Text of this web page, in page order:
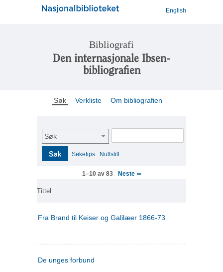
English
Bibliografi
Den internasjonale Ibsen-
bibliografien
Søk Verkliste Om bibliografien
Søk
Søk Søketips Nullstill
1–10 av 83 Neste>>
Tittel
Fra Brand til Keiser og Galilæer 1866-73
De unges forbund